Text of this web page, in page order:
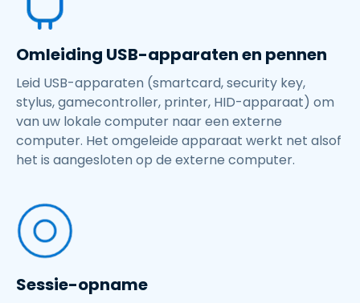
Omleiding USB-apparaten en pennen
Leid USB-apparaten (smartcard, security key,
stylus, gamecontroller, printer, HID-apparaat) om
van uw lokale computer naar een externe
computer. Het omgeleide apparaat werkt net alsof
het is aangesloten op de externe computer.
Sessie-opname